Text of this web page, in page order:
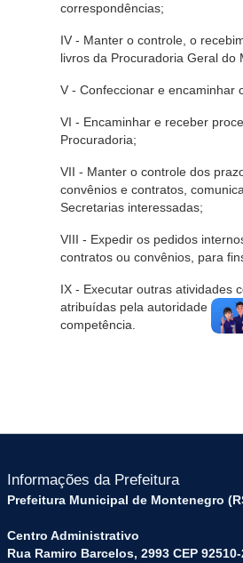
correspondências;
IV - Manter o controle, o
livros da Procuradoria Geral do
V - Confeccionar e encaminhar
VI - Encaminhar e receber
Procuradoria;
VII - Manter o controle dos
convênios e contratos,
Secretarias interessadas;
VIII - Expedir os pedidos
contratos ou convênios, para
IX - Executar outras atividades
atribuídas pela autoridade
competência.
Informações da Prefeitura
Prefeitura Municipal de Montenegro
Centro Administrativo
Rua Ramiro Barcelos, 2993 CEP